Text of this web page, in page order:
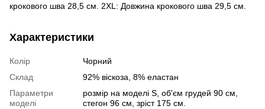
крокового шва 28,5 см. 2XL: Довжина крокового шва 29,5 см.
Характеристики
Колір
Чорний
Склад
92% віскоза, 8% еластан
Параметри
моделі
розмір на моделі S, об'єм грудей 90 см,
стегон 96 см, зріст 175 см.